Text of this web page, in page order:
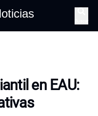
en EAU: